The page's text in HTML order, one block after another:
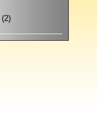
(2)